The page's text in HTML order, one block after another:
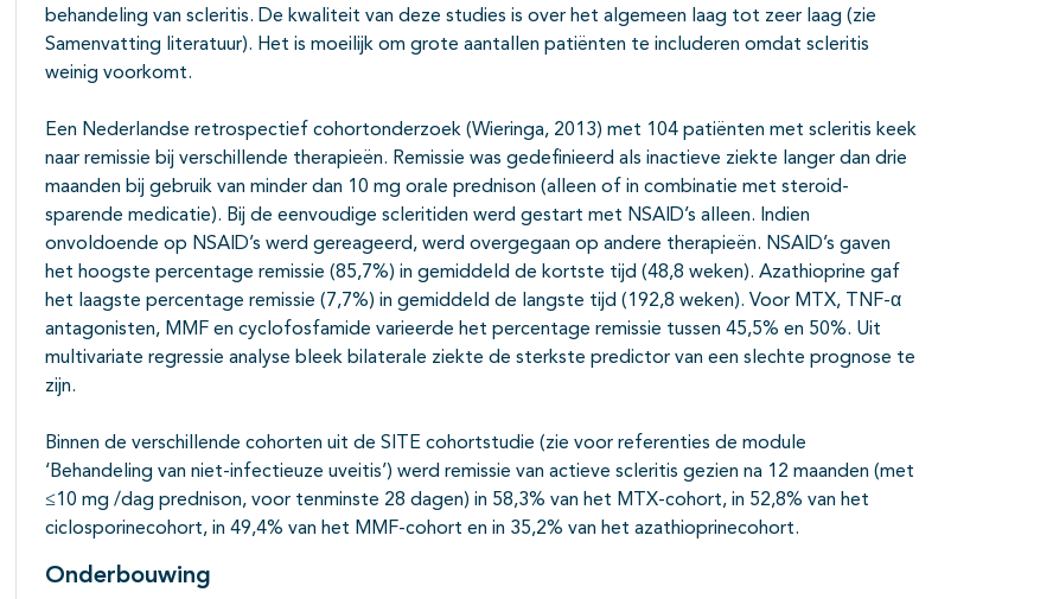
behandeling van scleritis. De kwaliteit van deze studies is over het algemeen laag tot zeer laag (zie
Samenvatting literatuur). Het is moeilijk om grote aantallen patiënten te includeren omdat scleritis
weinig voorkomt.
Een Nederlandse retrospectief cohortonderzoek (Wieringa, 2013) met 104 patiënten met scleritis keek
naar remissie bij verschillende therapieën. Remissie was gedefinieerd als inactieve ziekte langer dan drie
maanden bij gebruik van minder dan 10 mg orale prednison (alleen of in combinatie met steroid-
sparende medicatie). Bij de eenvoudige scleritiden werd gestart met NSAID’s alleen. Indien
onvoldoende op NSAID’s werd gereageerd, werd overgegaan op andere therapieën. NSAID’s gaven
het hoogste percentage remissie (85,7%) in gemiddeld de kortste tijd (48,8 weken). Azathioprine gaf
het laagste percentage remissie (7,7%) in gemiddeld de langste tijd (192,8 weken). Voor MTX, TNF-α
antagonisten, MMF en cyclofosfamide varieerde het percentage remissie tussen 45,5% en 50%. Uit
multivariate regressie analyse bleek bilaterale ziekte de sterkste predictor van een slechte prognose te
zijn.
Binnen de verschillende cohorten uit de SITE cohortstudie (zie voor referenties de module
‘Behandeling van niet-infectieuze uveitis’) werd remissie van actieve scleritis gezien na 12 maanden (met
≤10 mg /dag prednison, voor tenminste 28 dagen) in 58,3% van het MTX-cohort, in 52,8% van het
ciclosporinecohort, in 49,4% van het MMF-cohort en in 35,2% van het azathioprinecohort.
Onderbouwing